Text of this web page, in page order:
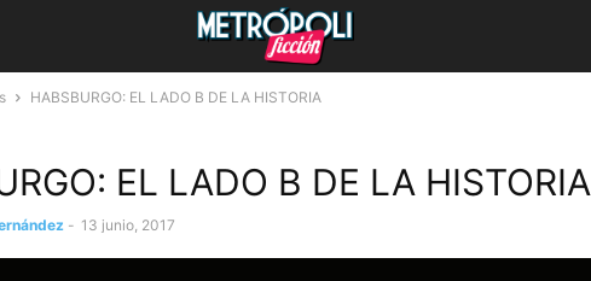
HABSBURGO: EL LADO B DE LA HISTORIA
EL LADO B DE LA HISTORIA
- 13 junio, 2017